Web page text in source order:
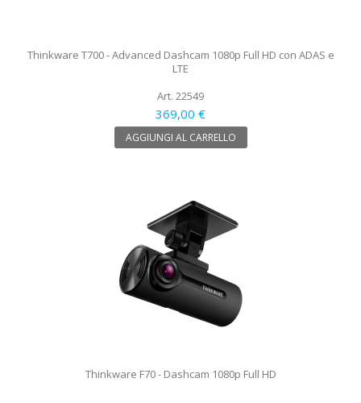
Thinkware T700 - Advanced Dashcam 1080p Full HD con ADAS e
LTE
Art. 22549
369,00 €
AGGIUNGI AL CARRELLO
Thinkware F70 - Dashcam 1080p Full HD